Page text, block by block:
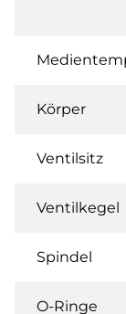
Körper
Ventilsitz
Ventilkegel
Spindel
O-Ringe